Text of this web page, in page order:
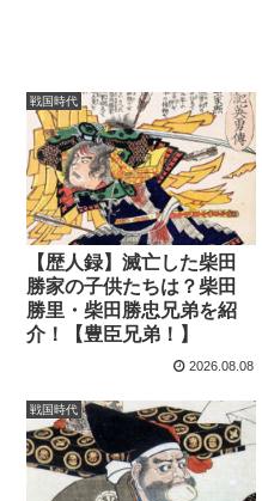
戦国時代
【歴人録】滅亡した柴田
勝家の子供たちは？柴田
勝里・柴田勝忠兄弟を紹
介！【豊臣兄弟！】
2026.08.08
戦国時代